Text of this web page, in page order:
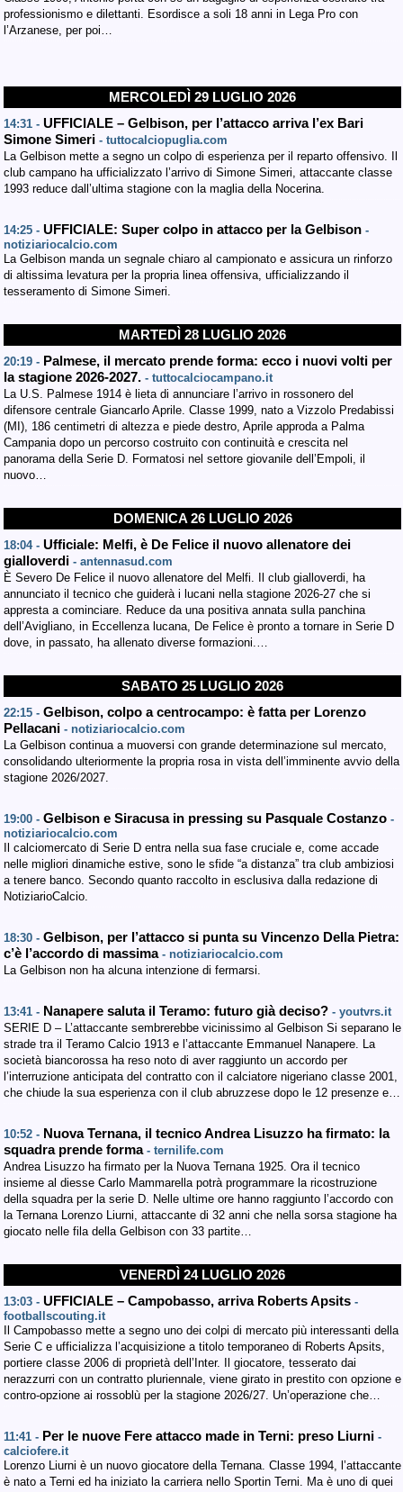
professionismo e dilettanti. Esordisce a soli 18 anni in Lega Pro con
l’Arzanese, per poi…
MERCOLEDÌ 29 LUGLIO 2026
14:31 - UFFICIALE – Gelbison, per l’attacco arriva l’ex Bari
Simone Simeri - tuttocalciopuglia.com
La Gelbison mette a segno un colpo di esperienza per il reparto offensivo. Il
club campano ha ufficializzato l’arrivo di Simone Simeri, attaccante classe
1993 reduce dall’ultima stagione con la maglia della Nocerina.
14:25 - UFFICIALE: Super colpo in attacco per la Gelbison -
notiziariocalcio.com
La Gelbison manda un segnale chiaro al campionato e assicura un rinforzo
di altissima levatura per la propria linea offensiva, ufficializzando il
tesseramento di Simone Simeri.
MARTEDÌ 28 LUGLIO 2026
20:19 - Palmese, il mercato prende forma: ecco i nuovi volti per
la stagione 2026-2027. - tuttocalciocampano.it
La U.S. Palmese 1914 è lieta di annunciare l’arrivo in rossonero del
difensore centrale Giancarlo Aprile. Classe 1999, nato a Vizzolo Predabissi
(MI), 186 centimetri di altezza e piede destro, Aprile approda a Palma
Campania dopo un percorso costruito con continuità e crescita nel
panorama della Serie D. Formatosi nel settore giovanile dell’Empoli, il
nuovo…
DOMENICA 26 LUGLIO 2026
18:04 - Ufficiale: Melfi, è De Felice il nuovo allenatore dei
gialloverdi - antennasud.com
È Severo De Felice il nuovo allenatore del Melfi. Il club gialloverdi, ha
annunciato il tecnico che guiderà i lucani nella stagione 2026-27 che si
appresta a cominciare. Reduce da una positiva annata sulla panchina
dell’Avigliano, in Eccellenza lucana, De Felice è pronto a tornare in Serie D
dove, in passato, ha allenato diverse formazioni.…
SABATO 25 LUGLIO 2026
22:15 - Gelbison, colpo a centrocampo: è fatta per Lorenzo
Pellacani - notiziariocalcio.com
La Gelbison continua a muoversi con grande determinazione sul mercato,
consolidando ulteriormente la propria rosa in vista dell’imminente avvio della
stagione 2026/2027.
19:00 - Gelbison e Siracusa in pressing su Pasquale Costanzo -
notiziariocalcio.com
Il calciomercato di Serie D entra nella sua fase cruciale e, come accade
nelle migliori dinamiche estive, sono le sfide “a distanza” tra club ambiziosi
a tenere banco. Secondo quanto raccolto in esclusiva dalla redazione di
NotiziarioCalcio.
18:30 - Gelbison, per l’attacco si punta su Vincenzo Della Pietra:
c’è l’accordo di massima - notiziariocalcio.com
La Gelbison non ha alcuna intenzione di fermarsi.
13:41 - Nanapere saluta il Teramo: futuro già deciso? - youtvrs.it
SERIE D – L’attaccante sembrerebbe vicinissimo al Gelbison Si separano le
strade tra il Teramo Calcio 1913 e l’attaccante Emmanuel Nanapere. La
società biancorossa ha reso noto di aver raggiunto un accordo per
l’interruzione anticipata del contratto con il calciatore nigeriano classe 2001,
che chiude la sua esperienza con il club abruzzese dopo le 12 presenze e…
10:52 - Nuova Ternana, il tecnico Andrea Lisuzzo ha firmato: la
squadra prende forma - ternilife.com
Andrea Lisuzzo ha firmato per la Nuova Ternana 1925. Ora il tecnico
insieme al diesse Carlo Mammarella potrà programmare la ricostruzione
della squadra per la serie D. Nelle ultime ore hanno raggiunto l’accordo con
la Ternana Lorenzo Liurni, attaccante di 32 anni che nella sorsa stagione ha
giocato nelle fila della Gelbison con 33 partite…
VENERDÌ 24 LUGLIO 2026
13:03 - UFFICIALE – Campobasso, arriva Roberts Apsits -
footballscouting.it
Il Campobasso mette a segno uno dei colpi di mercato più interessanti della
Serie C e ufficializza l’acquisizione a titolo temporaneo di Roberts Apsits,
portiere classe 2006 di proprietà dell’Inter. Il giocatore, tesserato dai
nerazzurri con un contratto pluriennale, viene girato in prestito con opzione e
contro-opzione ai rossoblù per la stagione 2026/27. Un’operazione che…
11:41 - Per le nuove Fere attacco made in Terni: preso Liurni -
calciofere.it
Lorenzo Liurni è un nuovo giocatore della Ternana. Classe 1994, l’attaccante
è nato a Terni ed ha iniziato la carriera nello Sportin Terni. Ma è uno di quei